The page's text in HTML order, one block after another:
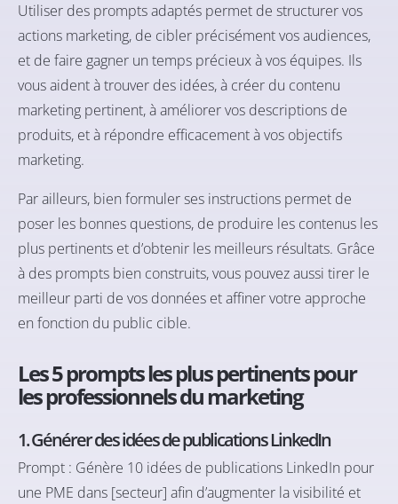
Utiliser des prompts adaptés permet de structurer vos
actions marketing, de cibler précisément vos audiences,
et de faire gagner un temps précieux à vos équipes. Ils
vous aident à trouver des idées, à créer du contenu
marketing pertinent, à améliorer vos descriptions de
produits, et à répondre efficacement à vos objectifs
marketing.
Par ailleurs, bien formuler ses instructions permet de
poser les bonnes questions, de produire les contenus les
plus pertinents et d’obtenir les meilleurs résultats. Grâce
à des prompts bien construits, vous pouvez aussi tirer le
meilleur parti de vos données et affiner votre approche
en fonction du public cible.
Les 5 prompts les plus pertinents pour
les professionnels du marketing
1. Générer des idées de publications LinkedIn
Prompt : Génère 10 idées de publications LinkedIn pour
une PME dans [secteur] afin d’augmenter la visibilité et